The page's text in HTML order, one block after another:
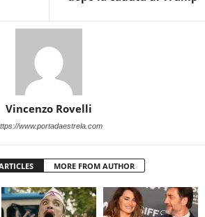
Vincenzo Rovelli
www.portadaestrela.com
MORE FROM AUTHOR